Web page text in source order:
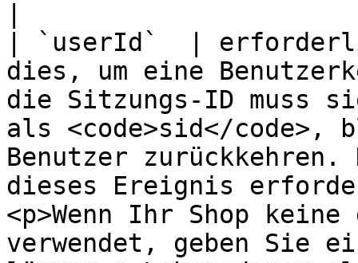
| `userId`  |
dies, um eine
die Sitzungs-ID muss
als <code>sid</
Benutzer
dieses Ereignis
<p>Wenn Ihr Shop
verwendet, geben Sie